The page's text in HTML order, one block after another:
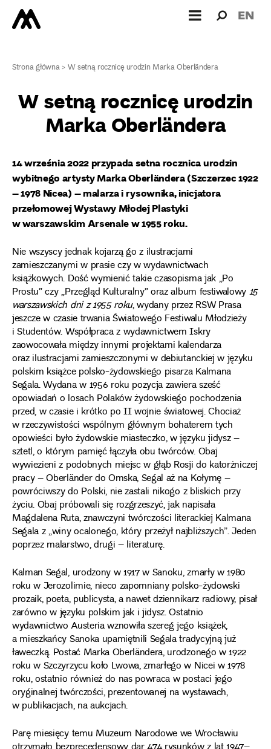
dla: EN
Strona główna>W setną rocznicę urodzin Marka Oberländera
W setną rocznicę urodzin
Marka Oberländera
14 września 2022 przypada setna rocznica urodzin
wybitnego artysty Marka Oberländera (Szczerzec 1922
– 1978 Nicea) – malarza i rysownika, inicjatora
przełomowej Wystawy Młodej Plastyki
w warszawskim Arsenale w 1955 roku.
Nie wszyscy jednak kojarzą go z ilustracjami
zamieszczanymi w prasie czy w wydawnictwach
książkowych. Dość wymienić takie czasopisma jak „Po
Prostu” czy „Przegląd Kulturalny” oraz album festiwalowy15
warszawskich dni z 1955 roku, wydany przez RSW Prasa
jeszcze w czasie trwania Światowego Festiwalu Młodzieży
i Studentów. Współpraca z wydawnictwem Iskry
zaowocowała między innymi projektami kalendarza
oraz ilustracjami zamieszczonymi w debiutanckiej w języku
polskim książce polsko-żydowskiego pisarza Kalmana
Segala. Wydana w 1956 roku pozycja zawiera sześć
opowiadań o losach Polaków żydowskiego pochodzenia
przed, w czasie i krótko po II wojnie światowej. Chociaż
w rzeczywistości wspólnym głównym bohaterem tych
opowieści było żydowskie miasteczko, w języku jidysz –
sztetl, o którym pamięć łączyła obu twórców. Obaj
wywiezieni z podobnych miejsc w głąb Rosji do katorżniczej
pracy – Oberländer do Omska, Segal aż na Kołymę –
powróciwszy do Polski, nie zastali nikogo z bliskich przy
życiu. Obaj próbowali się rozgrzeszyć, jak napisała
Magdalena Ruta, znawczyni twórczości literackiej Kalmana
Segala z „winy ocalonego, który przeżył najbliższych”. Jeden
poprzez malarstwo, drugi – literaturę.
Kalman Segal, urodzony w 1917 w Sanoku, zmarły w 1980
roku w Jerozolimie, nieco zapomniany polsko-żydowski
prozaik, poeta, publicysta, a nawet dziennikarz radiowy, pisał
zarówno w języku polskim jak i jidysz. Ostatnio
wydawnictwo Austeria wznowiła szereg jego książek,
a mieszkańcy Sanoka upamiętnili Segala tradycyjną już
ławeczką. Postać Marka Oberländera, urodzonego w 1922
roku w Szczyrzycu koło Lwowa, zmarłego w Nicei w 1978
roku, ostatnio również do nas powraca w postaci jego
oryginalnej twórczości, prezentowanej na wystawach,
w publikacjach, na aukcjach.
Parę miesięcy temu Muzeum Narodowe we Wrocławiu